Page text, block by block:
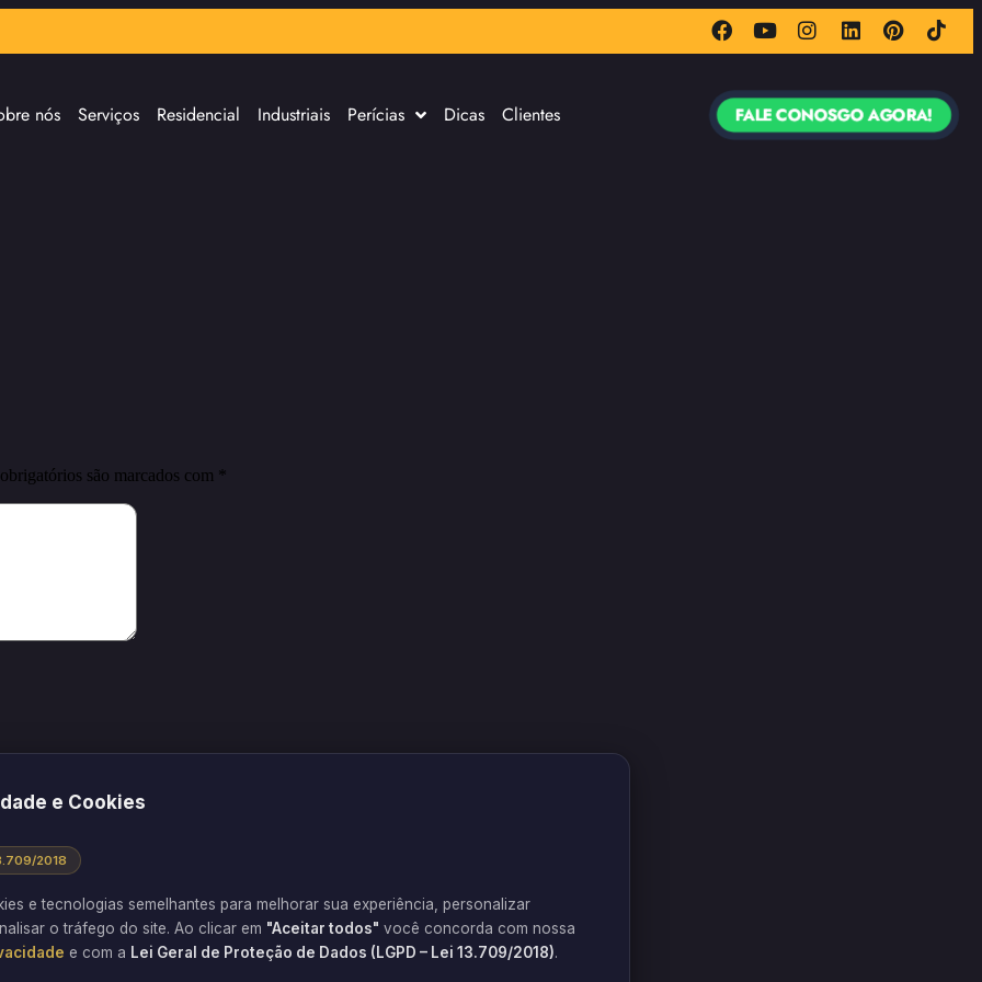
nós Serviços Residencial Industriais Perícias Dicas Clientes FALE CONOSGO AGORA!
são marcados com *
que eu comentar.
seus dados em comentários são processados .
e Cookies
2018
e tecnologias semelhantes para melhorar sua experiência, personalizar
o tráfego do site. Ao clicar em "Aceitar todos" você concorda com nossa
e com a Lei Geral de Proteção de Dados (LGPD – Lei 13.709/2018).